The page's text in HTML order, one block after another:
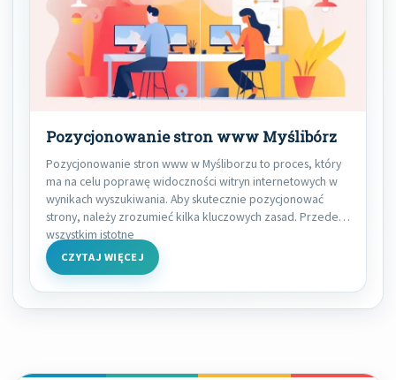
Pozycjonowanie stron www Myślibórz
Pozycjonowanie stron www w Myśliborzu to proces, który
ma na celu poprawę widoczności witryn internetowych w
wynikach wyszukiwania. Aby skutecznie pozycjonować
strony, należy zrozumieć kilka kluczowych zasad. Przede
wszystkim istotne
CZYTAJ WIĘCEJ